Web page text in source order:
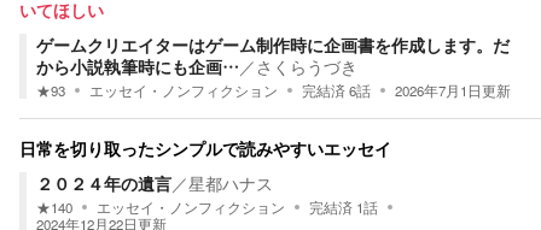
いてほしい
ゲームクリエイターはゲーム制作時に企画書を作成します。だ
から小説執筆時にも企画… ／ さくらうづき
★93 エッセイ・ノンフィクション 完結済6話 2026年7月1日更新
日常を切り取ったシンプルで読みやすいエッセイ
２０２４年の遺言／星都ハナス
★140 エッセイ・ノンフィクション 完結済 1話
2024年12月22日更新